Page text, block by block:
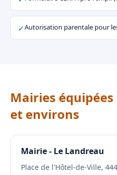
✓Autorisation parentale pour
Mairies
et environs
Mairie - Le Landreau
Place de l'Hôtel-de-Ville,